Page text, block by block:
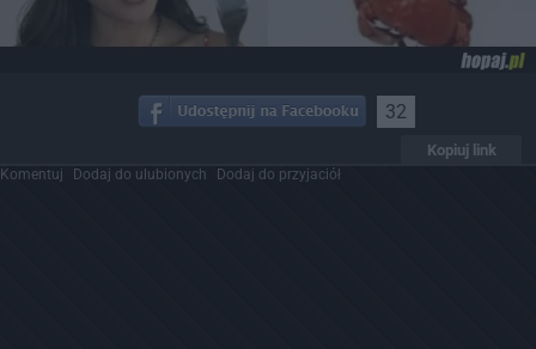
32
Kopiuj link
Komentuj Dodaj do ulubionych Dodaj do przyjaciół